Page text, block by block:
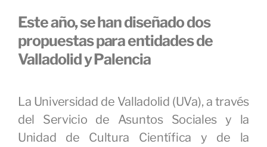
Este año, se han diseñado dos
propuestas para entidades de
Valladolid y Palencia
La Universidad de Valladolid (UVa), a través
del Servicio de Asuntos Sociales y la
Unidad de Cultura Científica y de la